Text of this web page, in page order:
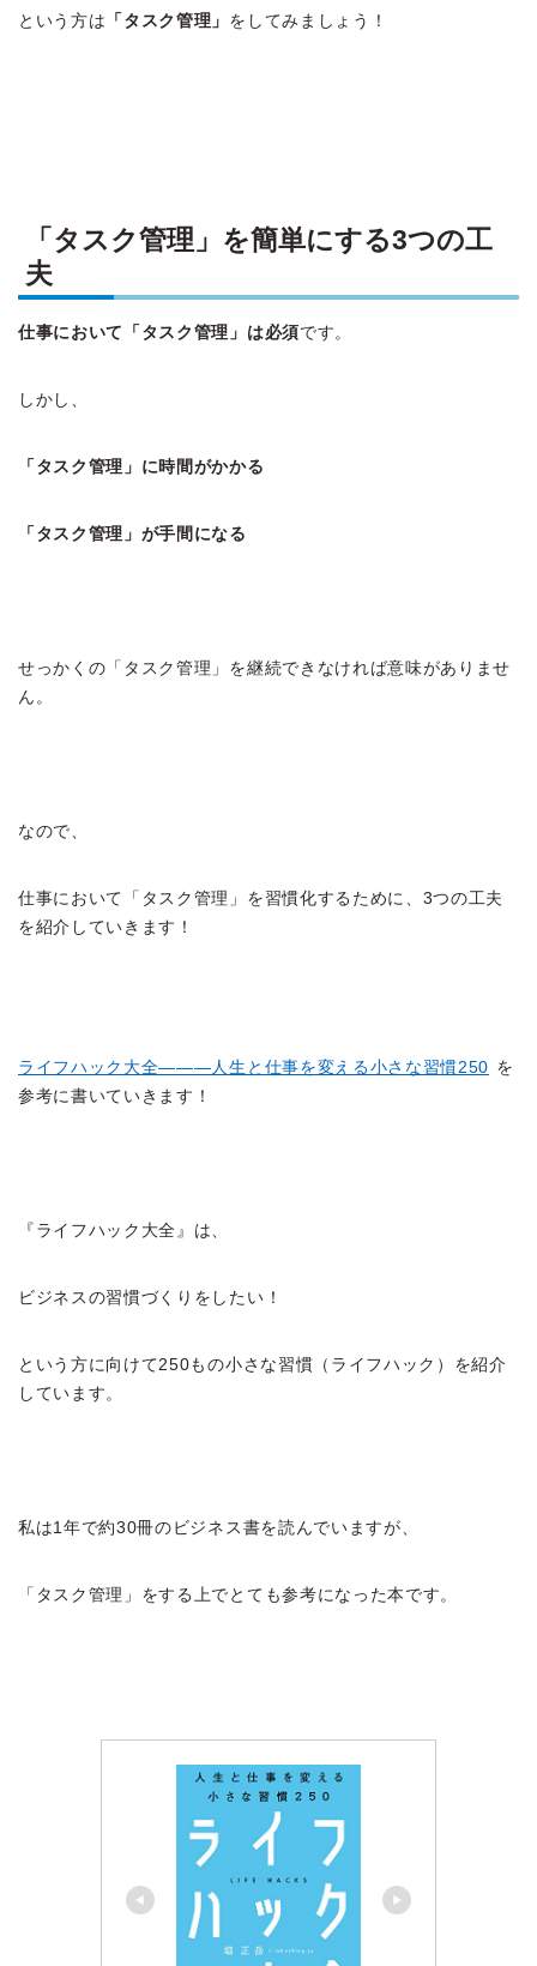
という方は 「タスク管理」 をしてみましょう！
「タスク管理」を簡単にする3つの工
夫
仕事において「タスク管理」は必須です。
しかし、
「タスク管理」に時間がかかる
「タスク管理」が手間になる
せっかくの「タスク管理」を継続できなければ意味がありませ
ん。
なので、
仕事において「タスク管理」を習慣化するために、3つの工夫
を紹介していきます！
ライフハック大全―――人生と仕事を変える小さな習慣250 を
参考に書いていきます！
『ライフハック大全』は、
ビジネスの習慣づくりをしたい！
という方に向けて250もの小さな習慣（ライフハック）を紹介
しています。
私は1年で約30冊のビジネス書を読んでいますが、
「タスク管理」をする上でとても参考になった本です。